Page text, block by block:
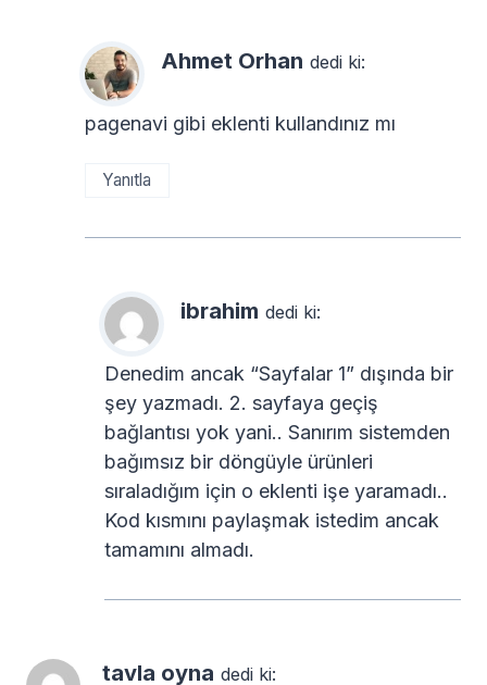
Ahmet Orhan dedi ki:
pagenavi gibi eklenti kullandınız mı
Yanıtla
ibrahim dedi ki:
Denedim ancak “Sayfalar 1” dışında bir
şey yazmadı. 2. sayfaya geçiş
bağlantısı yok yani.. Sanırım sistemden
bağımsız bir döngüyle ürünleri
sıraladığım için o eklenti işe yaramadı..
Kod kısmını paylaşmak istedim ancak
tamamını almadı.
tavla oyna dedi ki: